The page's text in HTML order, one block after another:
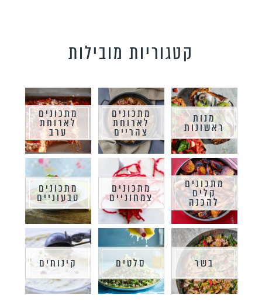
קטגוריות מובילות
מנות
ראשונות
מתכונים
לארוחת
צהריים
מתכונים
לארוחת
ערב
מתכונים
קלים
להכנה
מתכונים
צמחוניים
מתכונים
טבעוניים
בשר סלטים קינוחים